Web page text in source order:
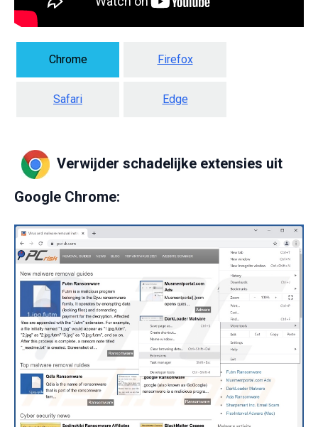
Chrome Firefox
Safari Edge
Verwijder schadelijke extensies uit
Google Chrome: